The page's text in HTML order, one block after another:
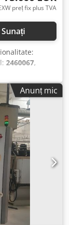
preț fix plus TVA
Sunați
2460067,
X 300
3 LINIAR
divider head
of rev.
clamping / part
speed : X/Y/Z
mm #
speed 1-
(with
2x32 tools
mm / long.
tension:
/ 125A
6 x 3.7 m #
# CNC
Anunț mic